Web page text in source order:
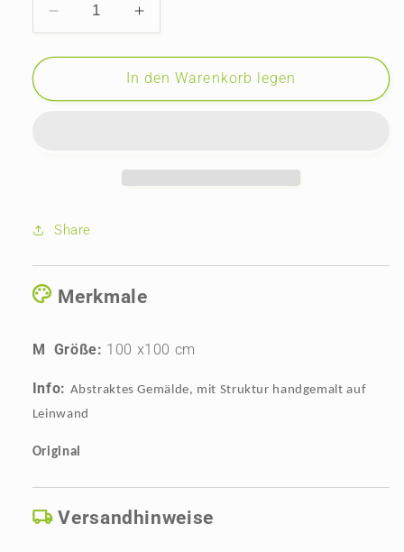
Verringere
die
Menge
Der
Erhöhe
die
Menge
für
Der
In den Warenkorb legen
Share
Merkmale
M Größe: 100 x100 cm
Info: Abstraktes Gemälde, mit Struktur handgemalt auf
Leinwand
Original
Versandhinweise